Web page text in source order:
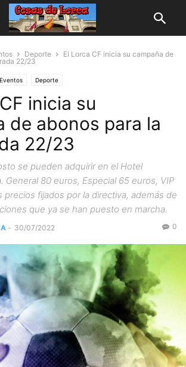
Deporte
El Lorca CF inicia su campaña de
22/23
Deporte
inicia su
de abonos para la
22/23
se pueden adquirir en el Hotel
General 80 euros, Especial 65 euros, VIP
fijados por la directiva, además de
que ya se han puesto en marcha.
- 30/07/2022 0